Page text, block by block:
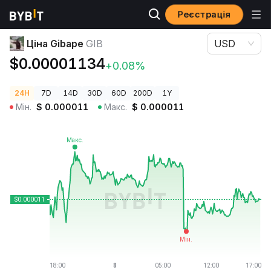
Реєстрація
Ціни криптовалют
Ціна Gibape GIB
$0.00001134+0.08%
USD
24H 7D 14D 30D 60D 200D 1Y
Мін. $ 0.000011 Макс. $ 0.000011